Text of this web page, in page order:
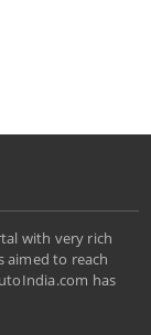
with very rich
aimed to reach
has